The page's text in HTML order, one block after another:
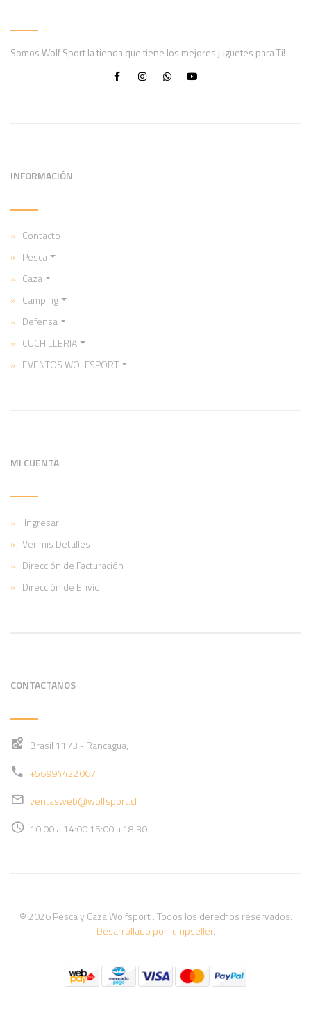
Somos Wolf Sport la tienda que tiene los mejores juguetes para Ti!
INFORMACIÓN
Contacto
Pesca
Caza
Camping
Defensa
CUCHILLERIA
EVENTOS WOLFSPORT
MI CUENTA
Ingresar
Ver mis Detalles
Dirección de Facturación
Dirección de Envío
CONTACTANOS
Brasil 1173 - Rancagua,
+56994422067
ventasweb@wolfsport.cl
10:00 a 14:00 15:00 a 18:30
© 2026 Pesca y Caza Wolfsport . Todos los derechos reservados.
Desarrollado por Jumpseller.